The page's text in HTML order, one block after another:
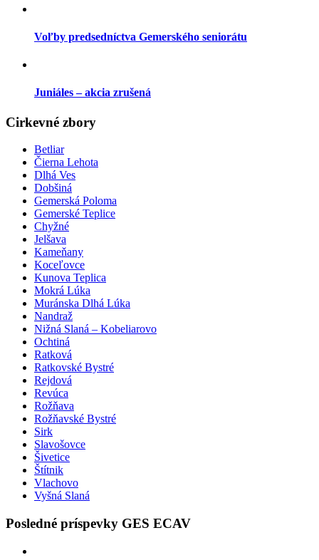
Voľby predsedníctva Gemerského seniorátu
Juniáles – akcia zrušená
Cirkevné zbory
Betliar
Čierna Lehota
Dlhá Ves
Dobšiná
Gemerská Poloma
Gemerské Teplice
Chyžné
Jelšava
Kameňany
Koceľovce
Kunova Teplica
Mokrá Lúka
Muránska Dlhá Lúka
Nandraž
Nižná Slaná – Kobeliarovo
Ochtiná
Ratková
Ratkovské Bystré
Rejdová
Revúca
Rožňava
Rožňavské Bystré
Sirk
Slavošovce
Šivetice
Štítnik
Vlachovo
Vyšná Slaná
Posledné príspevky GES ECAV